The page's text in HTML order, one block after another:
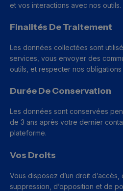
et vos interactions avec nos outils.
Finalités De Traitement
Les données collectées sont
services, vous envoyer des
outils, et respecter nos obligations
Durée De Conservation
Les données sont conservées
de 3 ans après votre dernier
plateforme.
Vos Droits
Vous disposez d’un droit
suppression, d’opposition et de